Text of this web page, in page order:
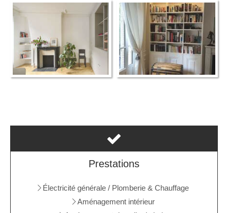
Prestations
Électricité générale / Plomberie & Chauffage
Aménagement intérieur